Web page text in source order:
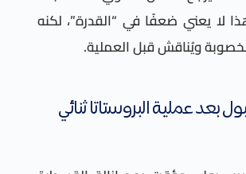
لا يعني ضعفًا في “القدرة”، لكنه
ويُناقش قبل العملية.
بعد عملية البروستاتا ثنائي